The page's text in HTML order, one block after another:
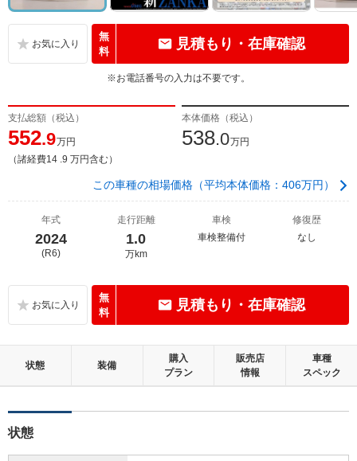
無
料
見積もり・在庫確認
※お電話番号の入力は不要です。
支払総額（税込）
552.9万円
（諸経費14 .9 万円含む）
本体価格（税込）
538.0万円
この車種の相場価格（平均本体価格：406万円）
年式
2024
(R6)
走行距離
1.0
万km
車検
車検整備付
修復歴
なし
無
料
見積もり・在庫確認
状態 装備
購入
プラン
販売店
情報
車種
スペック
状態